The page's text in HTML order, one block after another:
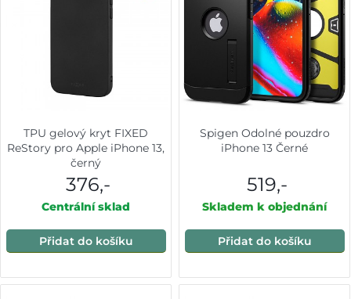
TPU gelový kryt FIXED
ReStory pro Apple iPhone 13,
černý
376,-
Centrální sklad
Přidat do košíku
Spigen Odolné pouzdro
iPhone 13 Černé
519,-
Skladem k objednání
Přidat do košíku